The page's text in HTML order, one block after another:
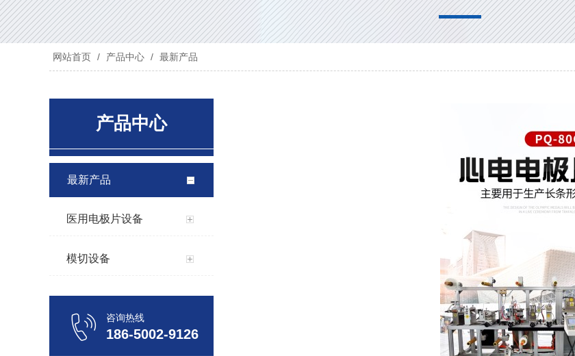
网站首页 / 产品中心 / 最新产品
产品中心
最新产品
医用电极片设备
模切设备
咨询热线
186-5002-9126